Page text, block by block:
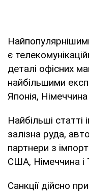
є
деталі офісних
найбільшими
Японія,
Найбільші
залізна руда,
партнери з
США, Німеччина і
Санкції дійсно